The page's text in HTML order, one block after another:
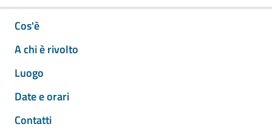
Cos'è
A chi è rivolto
Luogo
Date e orari
Contatti